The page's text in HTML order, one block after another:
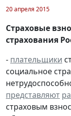
20 апреля 2015
Страховые
страхования
- плательщики
социальное
представляют
страховым